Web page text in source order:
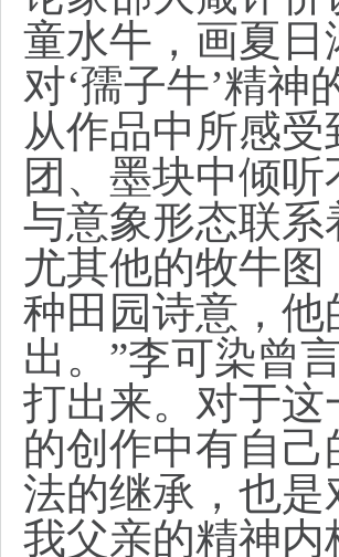
童水牛，画夏
对‘孺子牛’精
从作品中所感
团、墨块中倾
与意象形态联
尤其他的牧牛
种田园诗意，
出。”李可染曾
打出来。对于
的创作中有自己
法的继承，也
我父亲的精神